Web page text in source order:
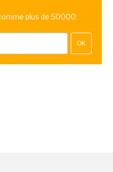
plus de 50000
OK